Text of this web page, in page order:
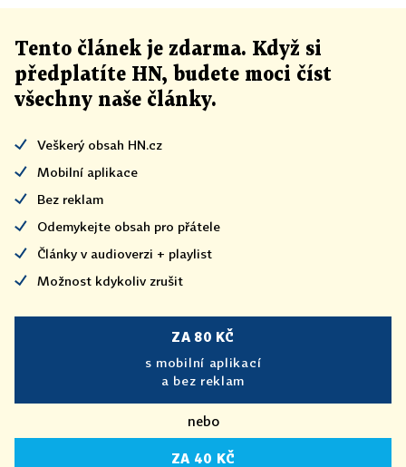
Tento článek je zdarma. Když si
předplatíte HN, budete moci číst
všechny naše články.
Veškerý obsah HN.cz
Mobilní aplikace
Bez reklam
Odemykejte obsah pro přátele
Články v audioverzi + playlist
Možnost kdykoliv zrušit
ZA 80 KČ
s mobilní aplikací
a bez reklam
nebo
ZA 40 KČ